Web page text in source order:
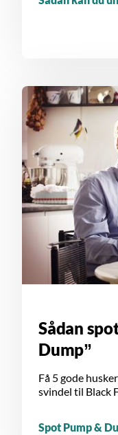
Sådan
Dump”
Få 5 gode
svindel til Black
Spot Pump &